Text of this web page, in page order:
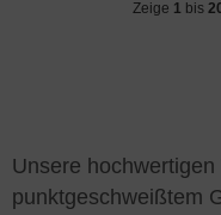
Zeige 1 bis
Unsere
punktgeschweißtem